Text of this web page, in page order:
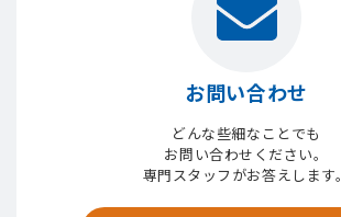
お問い合わせ
どんな些細なことでも
お問い合わせください。
専門スタッフがお答えします。